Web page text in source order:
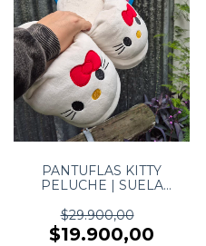
PANTUFLAS KITTY
PELUCHE | SUELA
$29.900,00
$19.900,00